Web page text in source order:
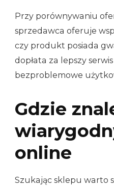
Przy porównywaniu
sprzedawca oferuje
czy produkt posiada
dopłata za lepszy
bezproblemowe
Gdzie
online
Szukając sklepu warto